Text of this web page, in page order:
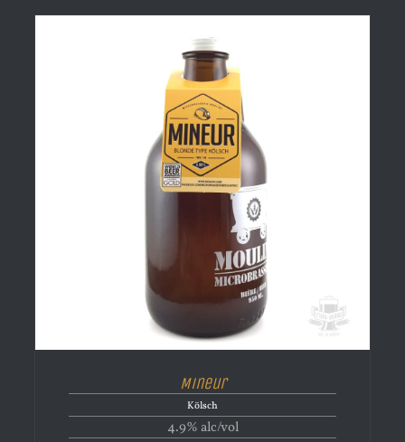
Mineur
Kölsch
4.9% alc/vol